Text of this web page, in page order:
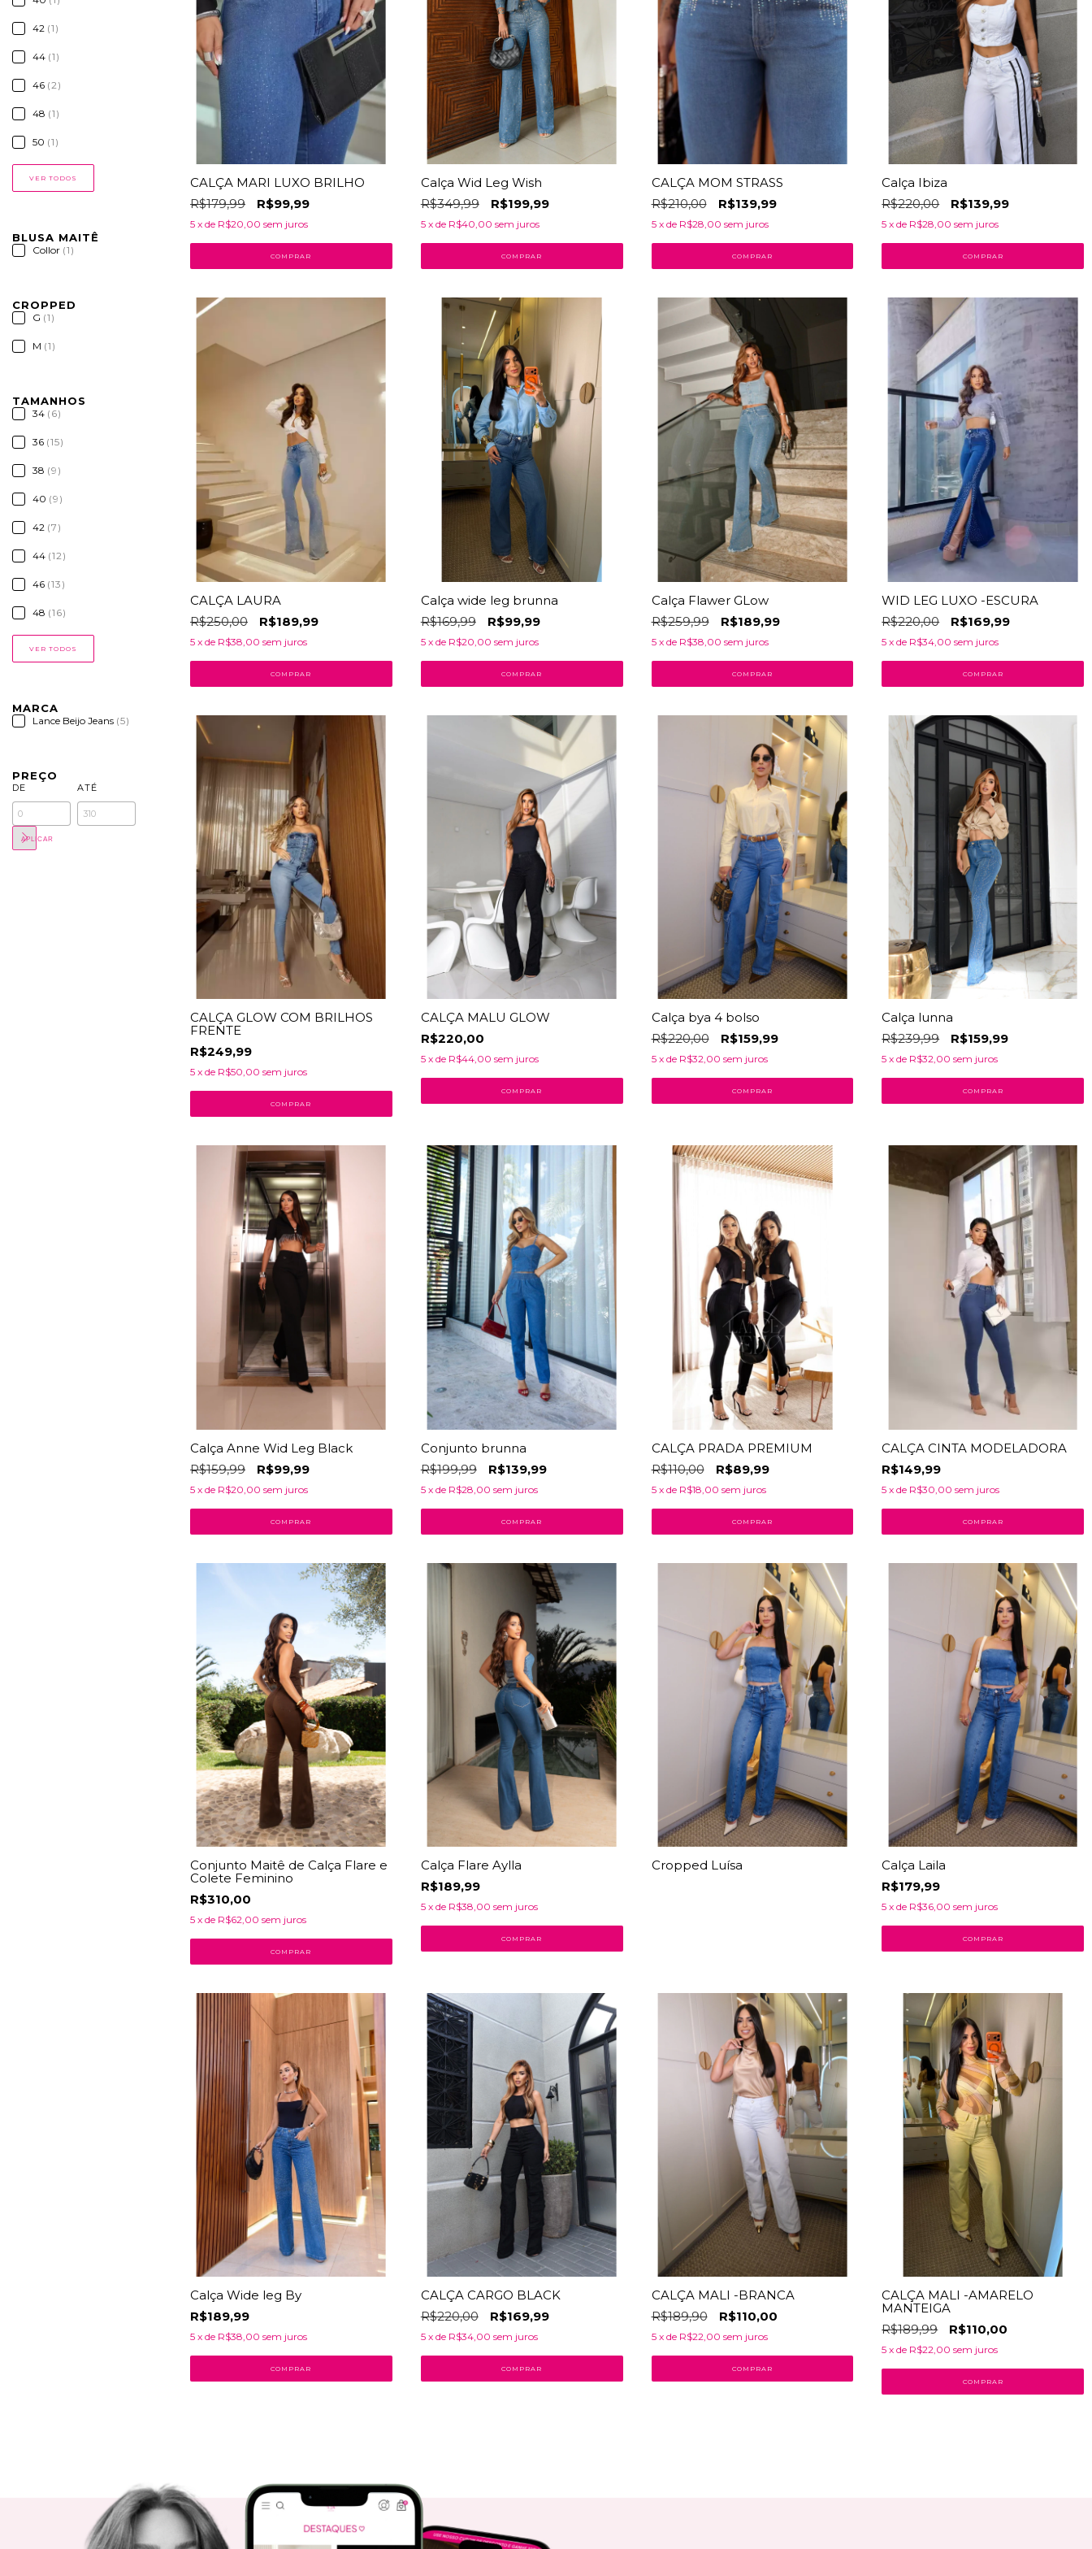
42 (1)
44 (1)
46 (2)
48 (1)
50 (1)
VER TODOS
BLUSA MAITÊ
Collor (1)
CROPPED
G (1)
M (1)
TAMANHOS
34 (6)
36 (15)
38 (9)
40 (9)
42 (7)
44 (12)
46 (13)
48 (16)
VER TODOS
MARCA
Lance Beijo Jeans (5)
PREÇO
DE ATÉ
APLICAR
CALÇA MARI LUXO BRILHO
R$179,99
R$99,99
5 x de R$20,00 sem juros
COMPRAR
Calça Wid Leg Wish
R$349,99
R$199,99
5 x de R$40,00 sem juros
COMPRAR
CALÇA MOM STRASS
R$210,00
R$139,99
5 x de R$28,00 sem juros
COMPRAR
Calça Ibiza
R$220,00
R$139,99
5 x de R$28,00 sem juros
COMPRAR
CALÇA LAURA
R$250,00
R$189,99
5 x de R$38,00 sem juros
COMPRAR
Calça wide leg brunna
R$169,99
R$99,99
5 x de R$20,00 sem juros
COMPRAR
Calça Flawer GLow
R$259,99
R$189,99
5 x de R$38,00 sem juros
COMPRAR
WID LEG LUXO -ESCURA
R$220,00
R$169,99
5 x de R$34,00 sem juros
COMPRAR
CALÇA GLOW COM BRILHOS
FRENTE
R$249,99
5 x de R$50,00 sem juros
COMPRAR
CALÇA MALU GLOW
R$220,00
5 x de R$44,00 sem juros
COMPRAR
Calça bya 4 bolso
R$220,00
R$159,99
5 x de R$32,00 sem juros
COMPRAR
Calça lunna
R$239,99
R$159,99
5 x de R$32,00 sem juros
COMPRAR
Calça Anne Wid Leg Black
R$159,99
R$99,99
5 x de R$20,00 sem juros
COMPRAR
Conjunto brunna
R$199,99
R$139,99
5 x de R$28,00 sem juros
COMPRAR
CALÇA PRADA PREMIUM
R$110,00
R$89,99
5 x de R$18,00 sem juros
COMPRAR
CALÇA CINTA MODELADORA
R$149,99
5 x de R$30,00 sem juros
COMPRAR
Conjunto Maitê de Calça Flare e
Colete Feminino
R$310,00
5 x de R$62,00 sem juros
COMPRAR
Calça Flare Aylla
R$189,99
5 x de R$38,00 sem juros
COMPRAR
Cropped Luísa
Calça Laila
R$179,99
5 x de R$36,00 sem juros
COMPRAR
Calça Wide leg By
R$189,99
5 x de R$38,00 sem juros
COMPRAR
CALÇA CARGO BLACK
R$220,00
R$169,99
5 x de R$34,00 sem juros
COMPRAR
CALÇA MALI -BRANCA
R$189,90
R$110,00
5 x de R$22,00 sem juros
COMPRAR
CALÇA MALI -AMARELO
MANTEIGA
R$189,99
R$110,00
5 x de R$22,00 sem juros
COMPRAR